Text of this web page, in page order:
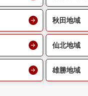
秋田地域
仙北地域
雄勝地域